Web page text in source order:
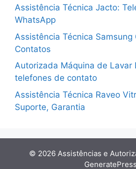
Assistência Técnica Jacto:
WhatsApp
Assistência Técnica Samsung
Contatos
Autorizada Máquina de Lavar
telefones de contato
Assistência Técnica Raveo
Suporte, Garantia
© 2026 Assistências e
GeneratePress